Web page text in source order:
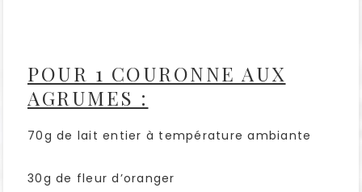
POUR 1 COURONNE AUX
AGRUMES :
70g de lait entier à température ambiante
30g de fleur d’oranger